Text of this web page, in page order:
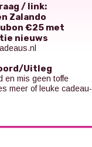
/ link:
Zalando
€25 met
nieuws
Uitleg
en mis geen toffe
meer of leuke cadeau-